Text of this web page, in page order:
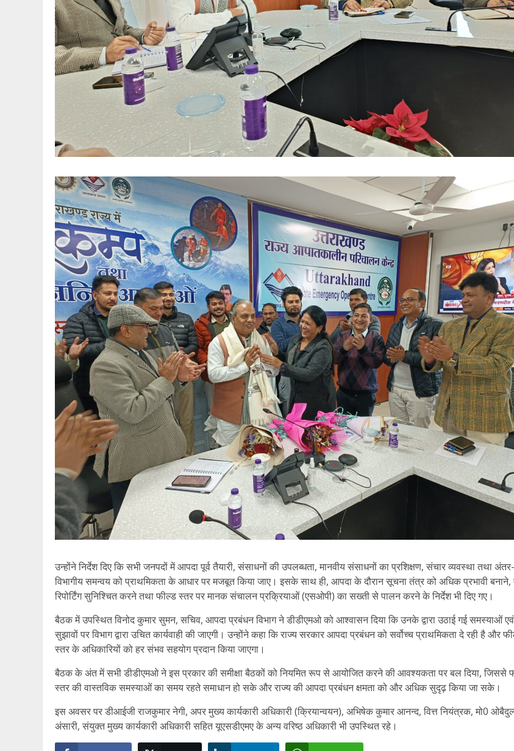
उन्होंने निर्देश दिए कि सभी जनपदों में आपदा पूर्व तैयारी, संसाधनों की उपलब्धता, मानवीय संसाधनों का प्रशिक्षण, संचार व्यवस्था तथा अंतर-
विभागीय समन्वय को प्राथमिकता के आधार पर मजबूत किया जाए। इसके साथ ही, आपदा के दौरान सूचना तंत्र को अधिक प्रभावी बनाने,
रिपोर्टिंग सुनिश्चित करने तथा फील्ड स्तर पर मानक संचालन प्रक्रियाओं (एसओपी) का सख्ती से पालन करने के निर्देश भी दिए गए।
बैठक में उपस्थित विनोद कुमार सुमन, सचिव, आपदा प्रबंधन विभाग ने डीडीएमओ को आश्वासन दिया कि उनके द्वारा उठाई गई समस्याओं एवं
सुझावों पर विभाग द्वारा उचित कार्यवाही की जाएगी। उन्होंने कहा कि राज्य सरकार आपदा प्रबंधन को सर्वोच्च प्राथमिकता दे रही है और
स्तर के अधिकारियों को हर संभव सहयोग प्रदान किया जाएगा।
बैठक के अंत में सभी डीडीएमओ ने इस प्रकार की समीक्षा बैठकों को नियमित रूप से आयोजित करने की आवश्यकता पर बल दिया, जिससे
स्तर की वास्तविक समस्याओं का समय रहते समाधान हो सके और राज्य की आपदा प्रबंधन क्षमता को और अधिक सुदृढ़ किया जा सके।
इस अवसर पर डीआईजी राजकुमार नेगी, अपर मुख्य कार्यकारी अधिकारी (क्रियान्वयन), अभिषेक कुमार आनन्द, वित्त नियंत्रक, मो0
अंसारी, संयुक्त मुख्य कार्यकारी अधिकारी सहित यूएसडीएमए के अन्य वरिष्ठ अधिकारी भी उपस्थित रहे।